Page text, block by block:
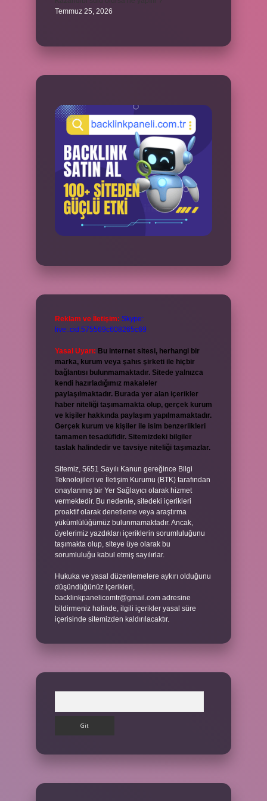
Temmuz 25, 2026
Reklam ve İletişim: Skype:
live:.cid.575569c608265c69
Yasal Uyarı: Bu internet sitesi, herhangi bir
marka, kurum veya şahıs şirketi ile hiçbir
bağlantısı bulunmamaktadır. Sitede yalnızca
kendi hazırladığımız makaleler
paylaşılmaktadır. Burada yer alan içerikler
haber niteliği taşımamakta olup, gerçek kurum
ve kişiler hakkında paylaşım yapılmamaktadır.
Gerçek kurum ve kişiler ile isim benzerlikleri
tamamen tesadüfidir. Sitemizdeki bilgiler
taslak halindedir ve tavsiye niteliği taşımazlar.
Sitemiz, 5651 Sayılı Kanun gereğince Bilgi
Teknolojileri ve İletişim Kurumu (BTK) tarafından
onaylanmış bir Yer Sağlayıcı olarak hizmet
vermektedir. Bu nedenle, sitedeki içerikleri
proaktif olarak denetleme veya araştırma
yükümlülüğümüz bulunmamaktadır. Ancak,
üyelerimiz yazdıkları içeriklerin sorumluluğunu
taşımakta olup, siteye üye olarak bu
sorumluluğu kabul etmiş sayılırlar.
Hukuka ve yasal düzenlemelere aykırı olduğunu
düşündüğünüz içerikleri,
backlinkpanelicomtr@gmail.com adresine
bildirmeniz halinde, ilgili içerikler yasal süre
içerisinde sitemizden kaldırılacaktır.